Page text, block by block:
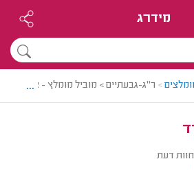
מידרג
> ר"ג-גבעתיים > מוביל מומלץ - אדוארד
...
חוות דעת